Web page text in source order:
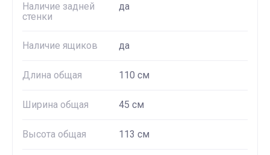
Наличие задней
стенки
да
Наличие ящиков да
Длина общая 110 см
Ширина общая 45 см
Высота общая 113 см